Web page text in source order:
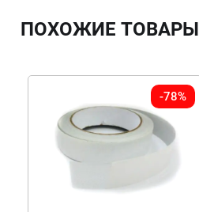
ПОХОЖИЕ ТОВАРЫ
-78%